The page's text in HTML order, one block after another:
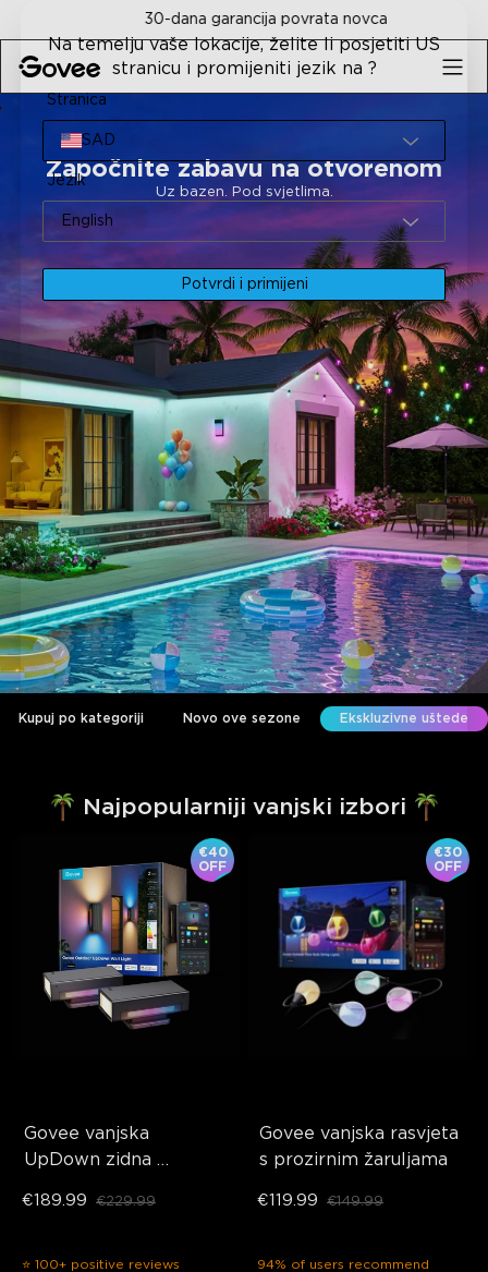
30-dana garancija povrata novca
Započnite zabavu na otvorenom
Uz bazen. Pod svjetlima.
Kupuj po kategoriji Novo ove sezone Ekskluzivne uštede
Najpopularniji vanjski izbori
Govee vanjska
UpDown zidna
€40
OFF
€189.99 €229.99
⭐ 100+ positive reviews
Govee vanjska rasvjeta
s prozirnim žaruljama
€30
OFF
€119.99 €149.99
94% of users recommend
Na temelju vaše lokacije, želite li posjetiti US
stranicu i promijeniti jezik na ?
Stranica
SAD
Jezik
English
Potvrdi i primijeni